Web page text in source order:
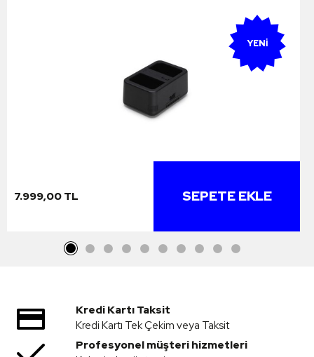
YENI
7.999,00 TL SEPETE EKLE
Kredi Kartı Taksit
Kredi Kartı Tek Çekim veya Taksit
Profesyonel müşteri hizmetleri